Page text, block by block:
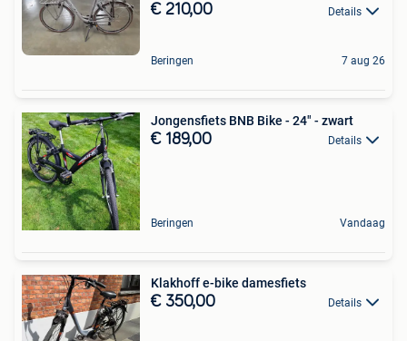
€ 210,00 Details
Beringen 7 aug 26
Jongensfiets BNB Bike - 24" - zwart
€ 189,00 Details
Beringen Vandaag
Klakhoff e-bike damesfiets
€ 350,00 Details